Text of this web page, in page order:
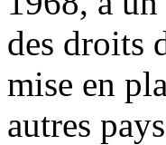
des droits
mise en
autres